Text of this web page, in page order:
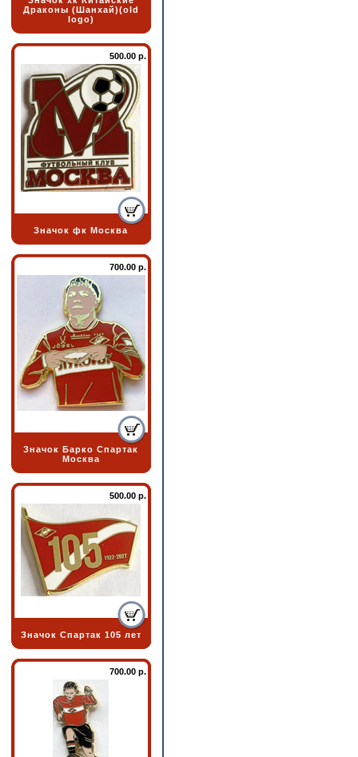
Драконы (Шанхай)(old
logo)
500.00 р.
Значок фк Москва
700.00 р.
Значок Барко Спартак
Москва
500.00 р.
Значок Спартак 105 лет
700.00 р.